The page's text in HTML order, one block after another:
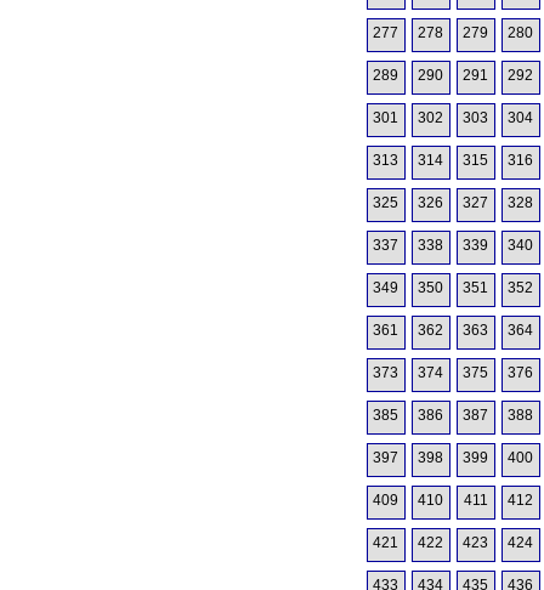
277 278 279 280
289 290 291 292
301 302 303 304
313 314 315 316
325 326 327 328
337 338 339 340
349 350 351 352
361 362 363 364
373 374 375 376
385 386 387 388
397 398 399 400
409 410 411 412
421 422 423 424
433 434 435 436